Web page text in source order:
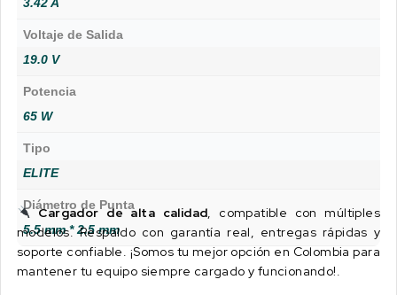
Voltaje de Salida
19.0 V
Potencia
65 W
Tipo
ELITE
Diámetro de Punta
5.5 mm * 2.5 mm
Cargador de alta calidad, compatible con múltiples
modelos. Respaldo con garantía real, entregas rápidas y
soporte confiable. ¡Somos tu mejor opción en Colombia para
mantener tu equipo siempre cargado y funcionando!.